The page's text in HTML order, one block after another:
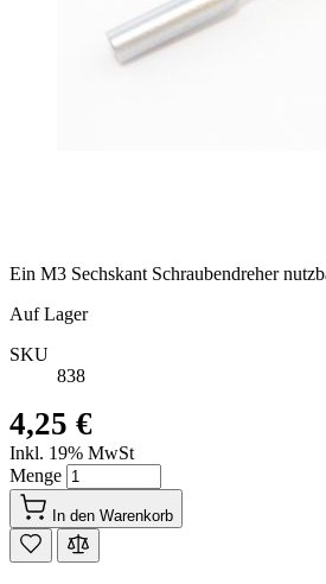
Ein M3 Sechskant Schraubendreher
Auf Lager
SKU
838
4,25 €
Inkl. 19% MwSt
Menge
In den Warenkorb